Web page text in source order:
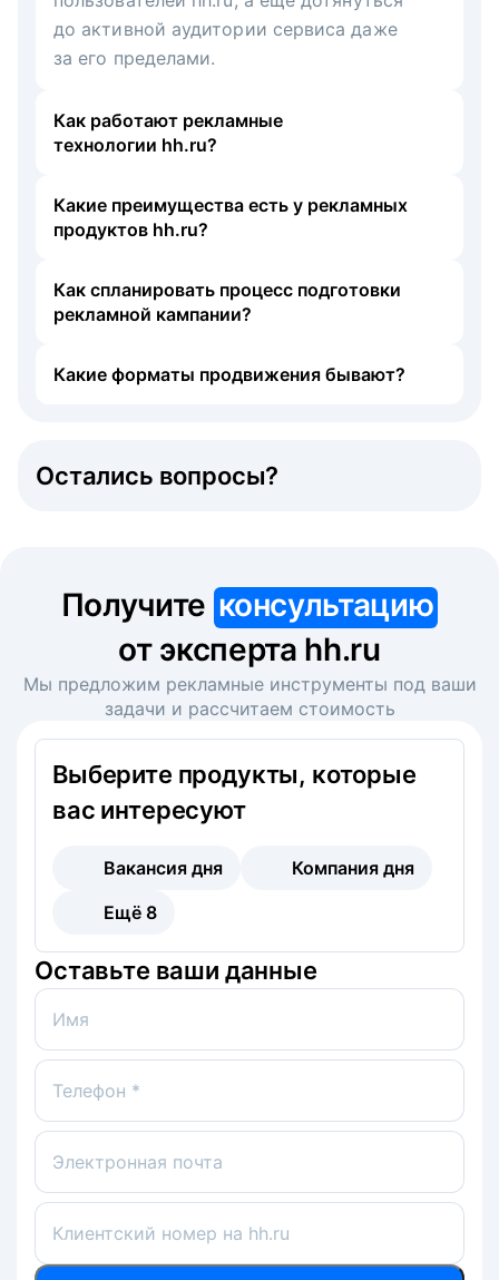
до активной аудитории сервиса даже
за его пределами.
Как работают рекламные
технологии hh.ru?
Какие преимущества есть у рекламных
продуктов hh.ru?
Как спланировать процесс подготовки
рекламной кампании?
Какие форматы продвижения бывают?
Остались вопросы?
Получите консультацию
от эксперта hh.ru
Мы предложим рекламные инструменты под ваши
задачи и рассчитаем стоимость
Выберите продукты, которые
вас интересуют
Вакансия дня
Компания дня
Ещё 8
Оставьте ваши данные
Имя
Телефон *
Электронная почта
Клиентский номер на hh.ru